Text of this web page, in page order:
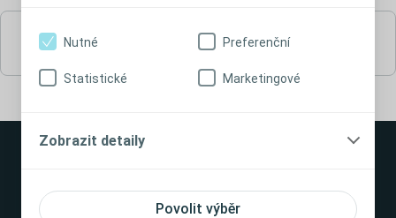
Povolit výběr
Nutné Preferenční
Statistické Marketingové
Zobrazit detaily
Urinální kondomy